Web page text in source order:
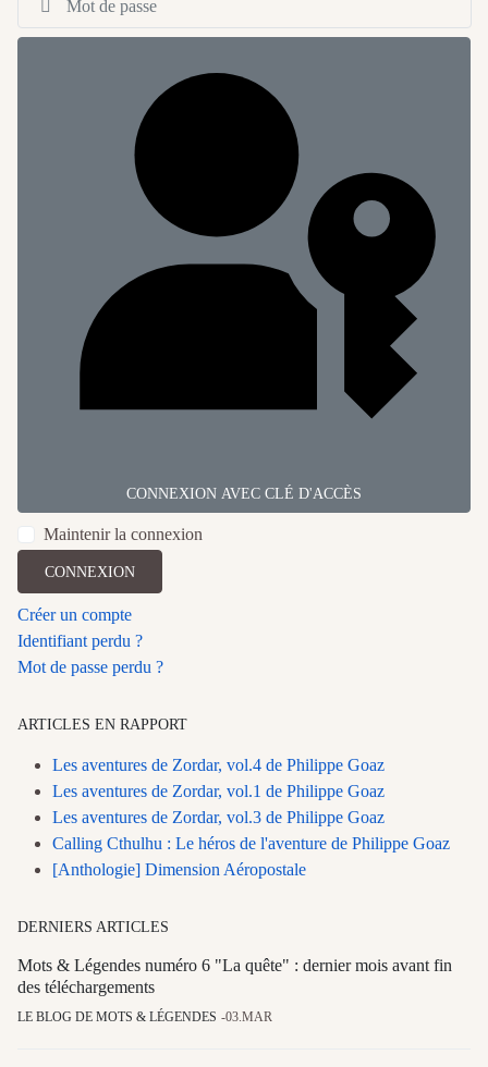
CONNEXION AVEC CLÉ D'ACCÈS
Maintenir la connexion
CONNEXION
Créer un compte
Identifiant perdu ?
Mot de passe perdu ?
ARTICLES EN RAPPORT
Les aventures de Zordar, vol.4 de Philippe Goaz
Les aventures de Zordar, vol.1 de Philippe Goaz
Les aventures de Zordar, vol.3 de Philippe Goaz
Calling Cthulhu : Le héros de l'aventure de Philippe Goaz
[Anthologie] Dimension Aéropostale
DERNIERS ARTICLES
Mots & Légendes numéro 6 "La quête" : dernier mois avant fin
des téléchargements
LE BLOG DE MOTS & LÉGENDES 03.MAR